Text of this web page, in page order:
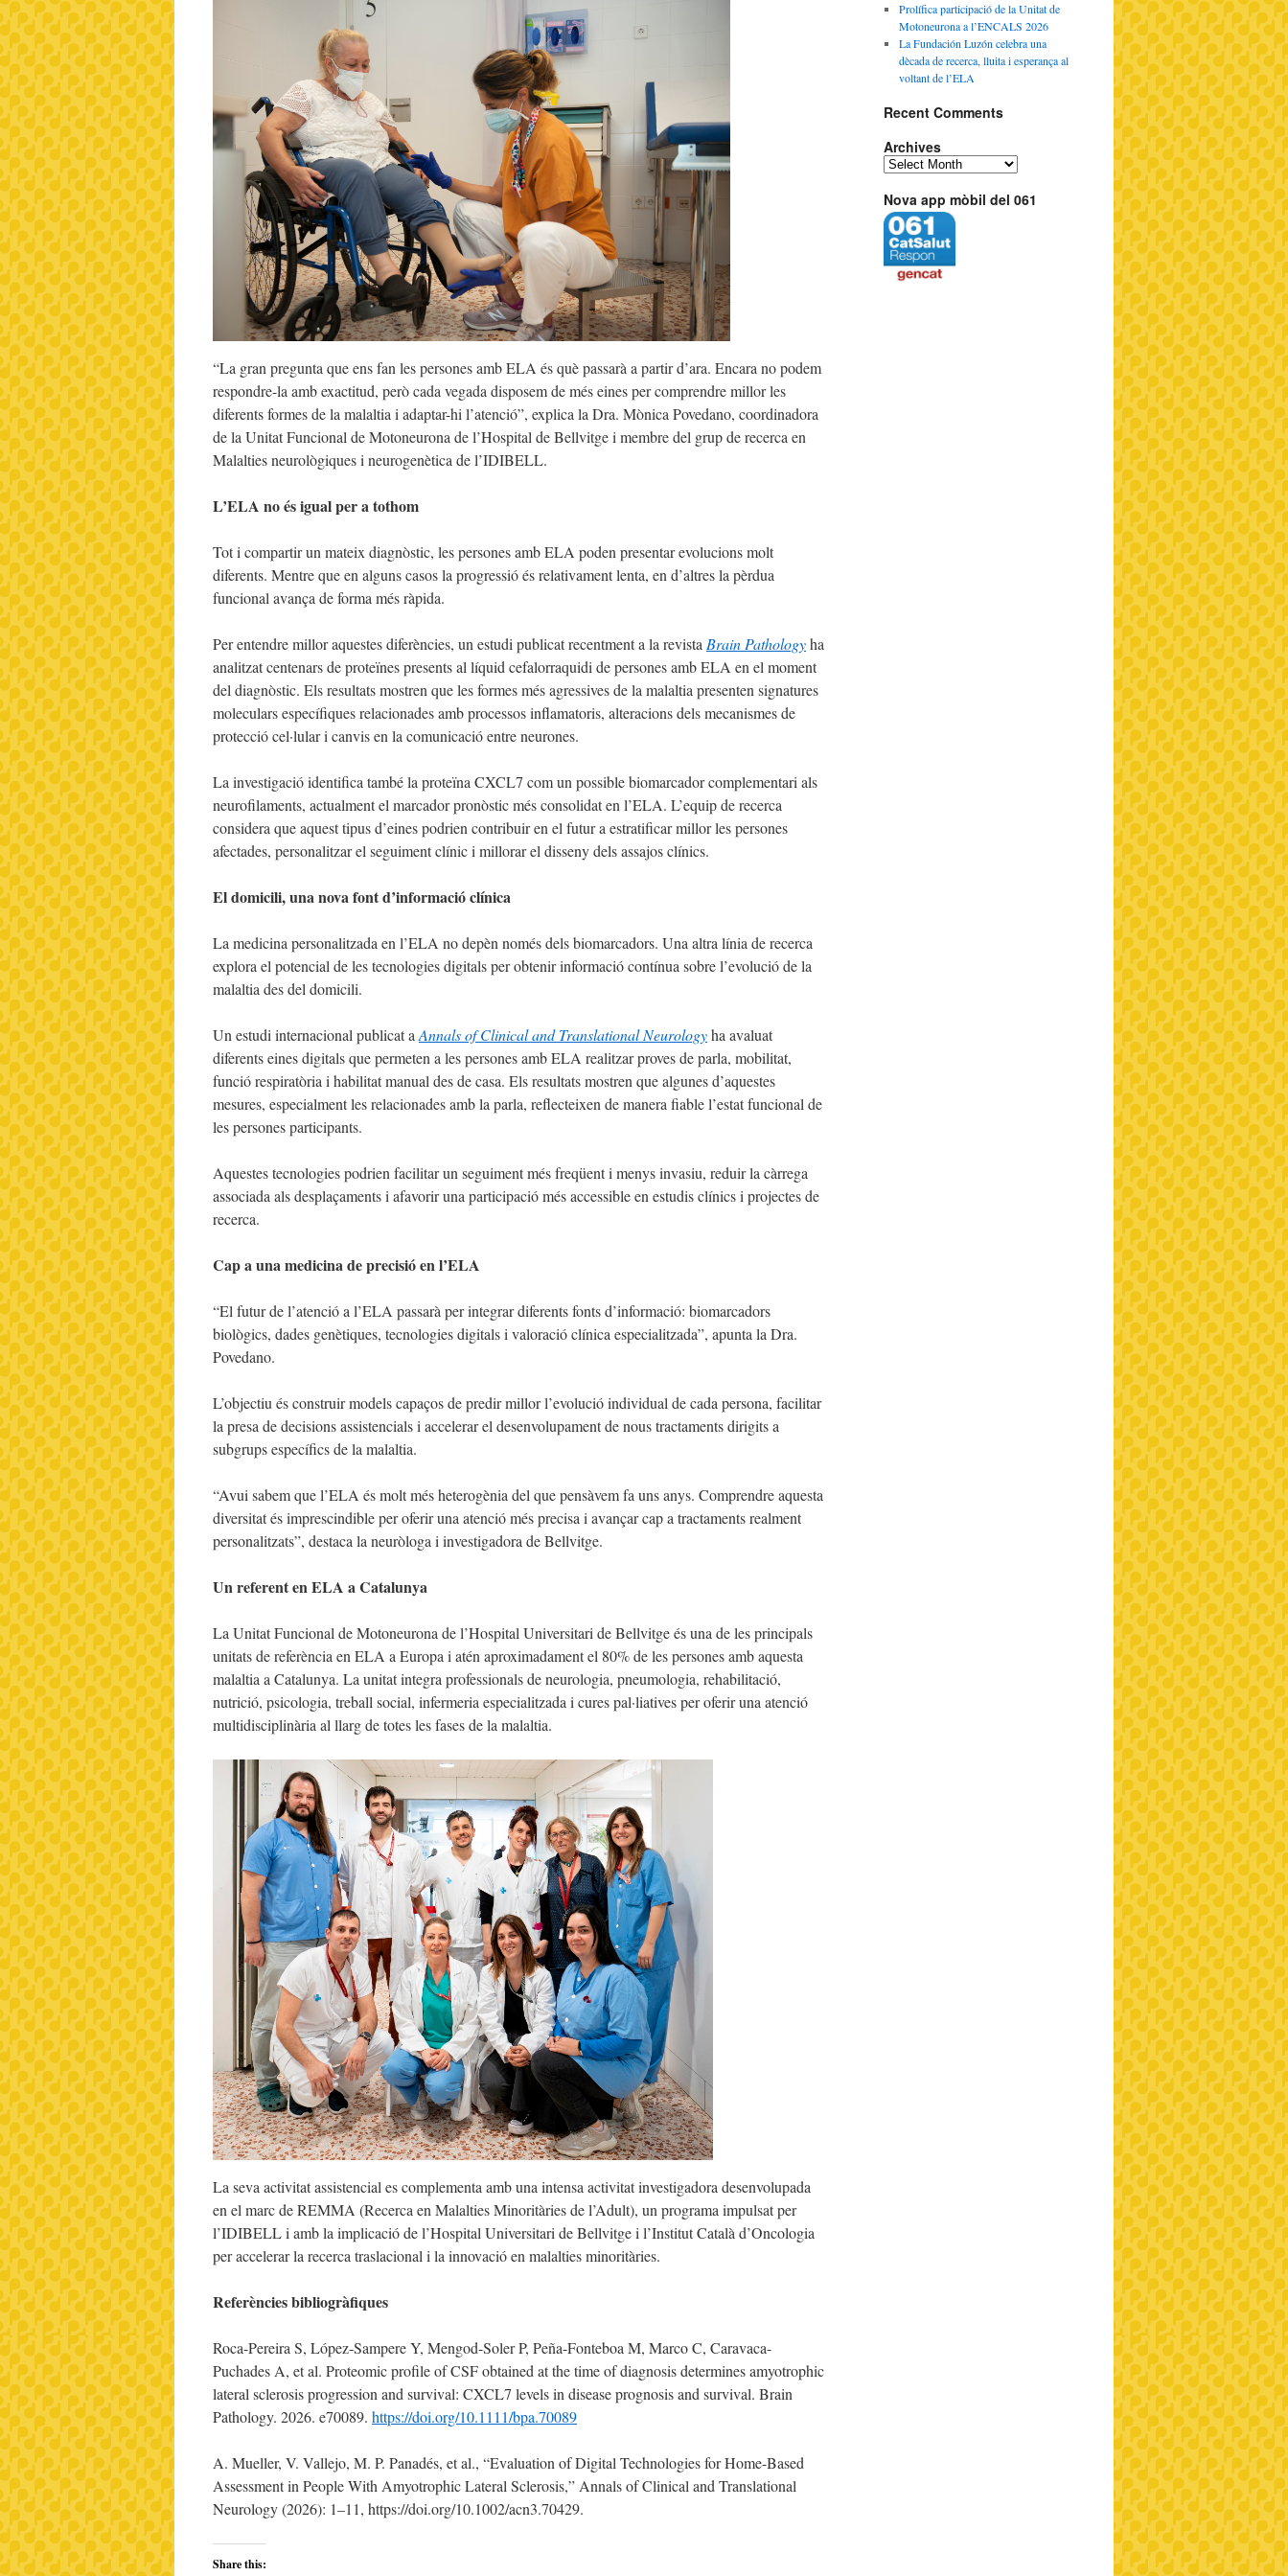
“La gran pregunta que ens fan les persones amb ELA és què passarà a partir d’ara. Encara no podem
respondre-la amb exactitud, però cada vegada disposem de més eines per comprendre millor les
diferents formes de la malaltia i adaptar-hi l’atenció”, explica la Dra. Mònica Povedano, coordinadora
de la Unitat Funcional de Motoneurona de l’Hospital de Bellvitge i membre del grup de recerca en
Malalties neurològiques i neurogenètica de l’IDIBELL.
L’ELA no és igual per a tothom
Tot i compartir un mateix diagnòstic, les persones amb ELA poden presentar evolucions molt
diferents. Mentre que en alguns casos la progressió és relativament lenta, en d’altres la pèrdua
funcional avança de forma més ràpida.
Per entendre millor aquestes diferències, un estudi publicat recentment a la revistaBrain Pathologyha
analitzat centenars de proteïnes presents al líquid cefalorraquidi de persones amb ELA en el moment
del diagnòstic. Els resultats mostren que les formes més agressives de la malaltia presenten signatures
moleculars específiques relacionades amb processos inflamatoris, alteracions dels mecanismes de
protecció cel·lular i canvis en la comunicació entre neurones.
La investigació identifica també la proteïna CXCL7 com un possible biomarcador complementari als
neurofilaments, actualment el marcador pronòstic més consolidat en l’ELA. L’equip de recerca
considera que aquest tipus d’eines podrien contribuir en el futur a estratificar millor les persones
afectades, personalitzar el seguiment clínic i millorar el disseny dels assajos clínics.
El domicili, una nova font d’informació clínica
La medicina personalitzada en l’ELA no depèn només dels biomarcadors. Una altra línia de recerca
explora el potencial de les tecnologies digitals per obtenir informació contínua sobre l’evolució de la
malaltia des del domicili.
Un estudi internacional publicat aAnnals of Clinical and Translational Neurologyha avaluat
diferents eines digitals que permeten a les persones amb ELA realitzar proves de parla, mobilitat,
funció respiratòria i habilitat manual des de casa. Els resultats mostren que algunes d’aquestes
mesures, especialment les relacionades amb la parla, reflecteixen de manera fiable l’estat funcional de
les persones participants.
Aquestes tecnologies podrien facilitar un seguiment més freqüent i menys invasiu, reduir la càrrega
associada als desplaçaments i afavorir una participació més accessible en estudis clínics i projectes de
recerca.
Cap a una medicina de precisió en l’ELA
“El futur de l’atenció a l’ELA passarà per integrar diferents fonts d’informació: biomarcadors
biològics, dades genètiques, tecnologies digitals i valoració clínica especialitzada”, apunta la Dra.
Povedano.
L’objectiu és construir models capaços de predir millor l’evolució individual de cada persona, facilitar
la presa de decisions assistencials i accelerar el desenvolupament de nous tractaments dirigits a
subgrups específics de la malaltia.
“Avui sabem que l’ELA és molt més heterogènia del que pensàvem fa uns anys. Comprendre aquesta
diversitat és imprescindible per oferir una atenció més precisa i avançar cap a tractaments realment
personalitzats”, destaca la neuròloga i investigadora de Bellvitge.
Un referent en ELA a Catalunya
La Unitat Funcional de Motoneurona de l’Hospital Universitari de Bellvitge és una de les principals
unitats de referència en ELA a Europa i atén aproximadament el 80% de les persones amb aquesta
malaltia a Catalunya. La unitat integra professionals de neurologia, pneumologia, rehabilitació,
nutrició, psicologia, treball social, infermeria especialitzada i cures pal·liatives per oferir una atenció
multidisciplinària al llarg de totes les fases de la malaltia.
La seva activitat assistencial es complementa amb una intensa activitat investigadora desenvolupada
en el marc de REMMA (Recerca en Malalties Minoritàries de l’Adult), un programa impulsat per
l’IDIBELL i amb la implicació de l’Hospital Universitari de Bellvitge i l’Institut Català d’Oncologia
per accelerar la recerca traslacional i la innovació en malalties minoritàries.
Referències bibliogràfiques
Roca-Pereira S, López-Sampere Y, Mengod-Soler P, Peña-Fonteboa M, Marco C, Caravaca-
Puchades A, et al. Proteomic profile of CSF obtained at the time of diagnosis determines amyotrophic
lateral sclerosis progression and survival: CXCL7 levels in disease prognosis and survival. Brain
Pathology. 2026. e70089. https://doi.org/10.1111/bpa.70089
A. Mueller, V. Vallejo, M. P. Panadés, et al., “Evaluation of Digital Technologies for Home-Based
Assessment in People With Amyotrophic Lateral Sclerosis,” Annals of Clinical and Translational
Neurology (2026): 1–11, https://doi.org/10.1002/acn3.70429.
Share this:
Prolífica participació de la Unitat de
Motoneurona a l’ENCALS 2026
La Fundación Luzón celebra una
dècada de recerca, lluita i esperança al
voltant de l’ELA
Recent Comments
Archives
Nova app mòbil del 061